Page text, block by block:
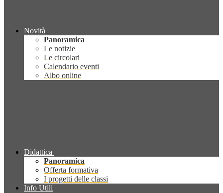
Novità
Panoramica
Le notizie
Le circolari
Calendario eventi
Albo online
Didattica
Panoramica
Offerta formativa
I progetti delle classi
Info Utili